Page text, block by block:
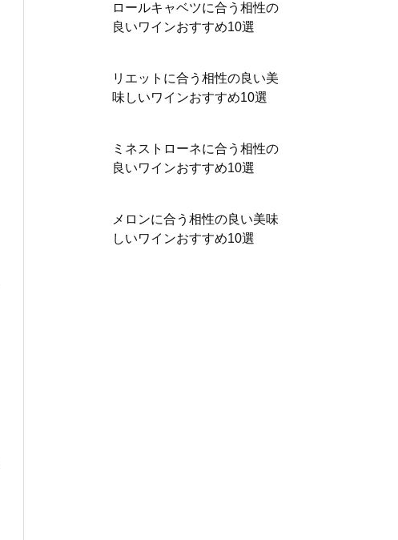
ロールキャベツに合う相性の
良いワインおすすめ10選
リエットに合う相性の良い美
味しいワインおすすめ10選
ミネストローネに合う相性の
良いワインおすすめ10選
メロンに合う相性の良い美味
しいワインおすすめ10選